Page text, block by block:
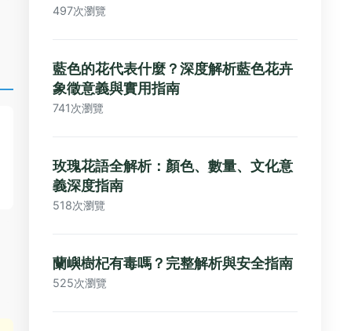
497次瀏覽
藍色的花代表什麼？深度解析藍色花卉
象徵意義與實用指南
741次瀏覽
玫瑰花語全解析：顏色、數量、文化意
義深度指南
518次瀏覽
蘭嶼樹杞有毒嗎？完整解析與安全指南
525次瀏覽